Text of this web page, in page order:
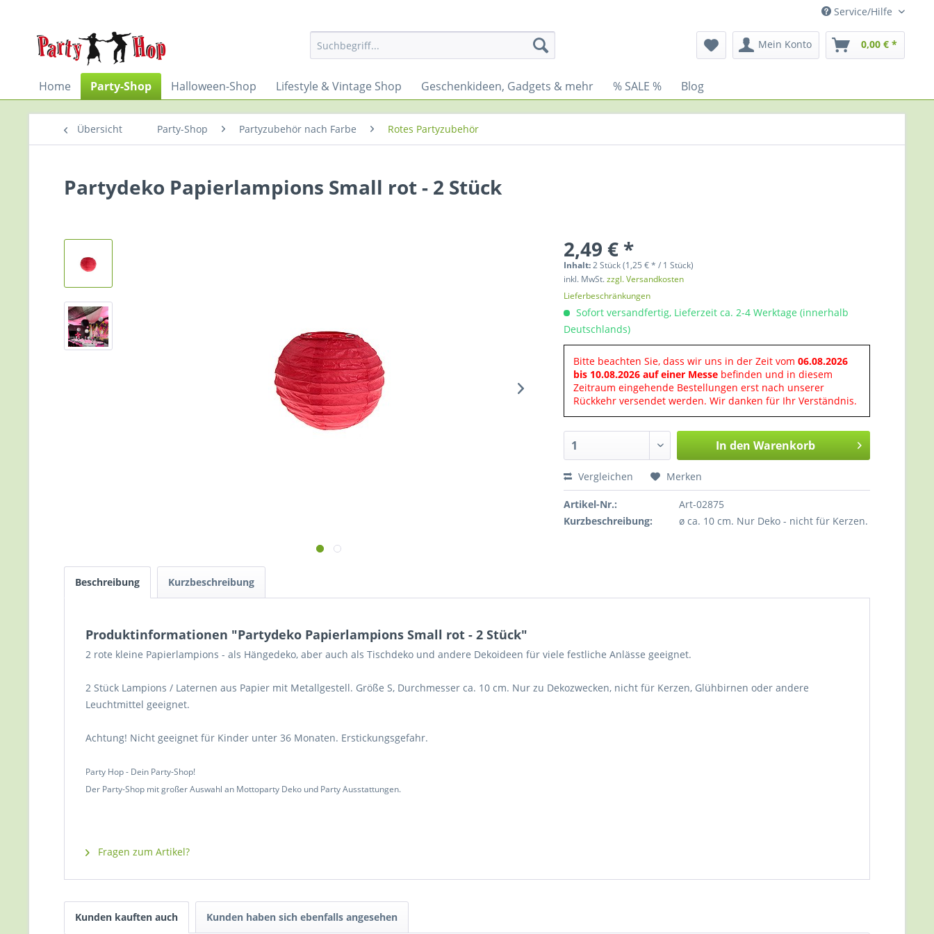
Service/Hilfe
Mein Konto 0,00 € *
Home Party-Shop Halloween-Shop Lifestyle & Vintage Shop Geschenkideen, Gadgets & mehr % SALE % Blog
Übersicht Party-Shop Partyzubehör nach Farbe Rotes Partyzubehör
Partydeko Papierlampions Small rot - 2 Stück
2,49 € *
Inhalt:2 Stück (1,25 € * / 1 Stück)
inkl. MwSt.zzgl. Versandkosten
Lieferbeschränkungen
Sofort versandfertig, Lieferzeit ca. 2-4 Werktage (innerhalb
Deutschlands)
Bitte beachten Sie, dass wir uns in der Zeit vom06.08.2026
bis 10.08.2026 auf einer Messe befinden und in diesem
Zeitraum eingehende Bestellungen erst nach unserer
Rückkehr versendet werden. Wir danken für Ihr Verständnis.
In den Warenkorb
Vergleichen Merken
Artikel-Nr.:
Art-02875
Kurzbeschreibung:
ø ca. 10 cm. Nur Deko - nicht für Kerzen.
Beschreibung Kurzbeschreibung
Produktinformationen "Partydeko Papierlampions Small rot - 2 Stück"
2 rote kleine Papierlampions - als Hängedeko, aber auch als Tischdeko und andere Dekoideen für viele festliche Anlässe geeignet.
2 Stück Lampions / Laternen aus Papier mit Metallgestell. Größe S, Durchmesser ca. 10 cm. Nur zu Dekozwecken, nicht für Kerzen, Glühbirnen oder andere
Leuchtmittel geeignet.
Achtung! Nicht geeignet für Kinder unter 36 Monaten. Erstickungsgefahr.
Party Hop - Dein Party-Shop!
Der Party-Shop mit großer Auswahl an Mottoparty Deko und Party Ausstattungen.
Fragen zum Artikel?
Kunden kauften auch Kunden haben sich ebenfalls angesehen